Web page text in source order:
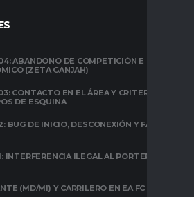
ABANDONO DE COMPETICIÓN E
(ZETA GANJAH)
CONTACTO EN EL ÁREA Y CRITERIO DE
DE ESQUINA
BUG DE INICIO, DESCONEXIÓN Y FALTA DE
ILEGAL AL PORTERO EN
(MD/MI) Y CARRILERO EN EA FC 26: